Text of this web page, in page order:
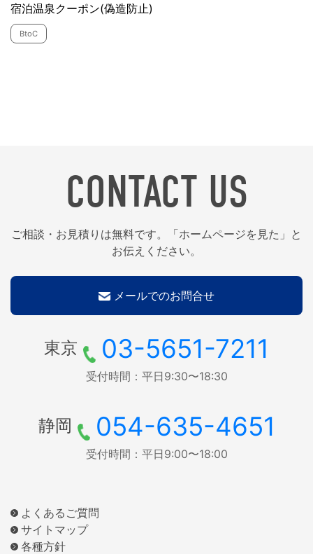
宿泊温泉クーポン(偽造防止)
BtoC
CONTACT US
ご相談・お見積りは無料です。「ホームページを見た」と
お伝えください。
メールでのお問合せ
東京 03-5651-7211
受付時間：平日9:30〜18:30
静岡 054-635-4651
受付時間：平日9:00〜18:00
よくあるご質問
サイトマップ
各種方針